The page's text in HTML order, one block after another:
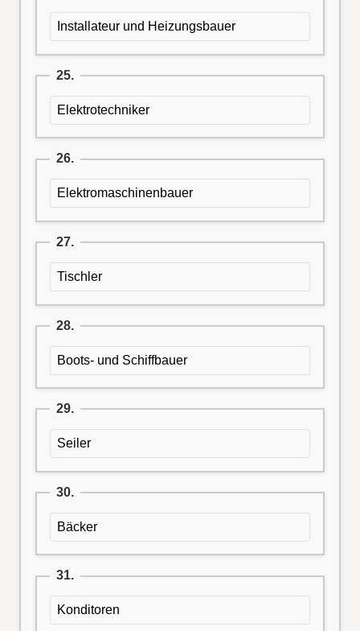
Installateur und Heizungsbauer
25.
Elektrotechniker
26.
Elektromaschinenbauer
27.
Tischler
28.
Boots- und Schiffbauer
29.
Seiler
30.
Bäcker
31.
Konditoren